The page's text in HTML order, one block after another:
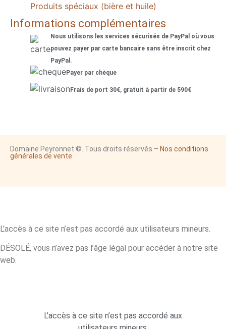
Produits spéciaux (bière et huile)
Informations complémentaires
Nous utilisons les services sécurisés de PayPal où vous
pouvez payer par carte bancaire sans être inscrit chez
PayPal.
Payer par chèque
Frais de port 30€, gratuit à partir de 590€
Domaine Peyronnet ©. Tous droits réservés – Nos conditions
générales de vente
L’accès à ce site n’est pas accordé aux utilisateurs mineurs.
DÉSOLÉ, vous n’avez pas l’âge légal pour accéder à notre site
web.
L’accès à ce site n’est pas accordé aux